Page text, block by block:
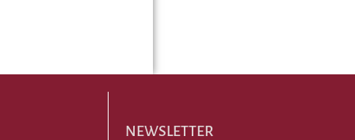
NEWSLETTER